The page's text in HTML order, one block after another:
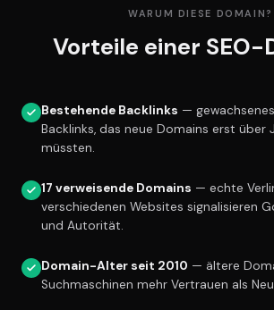
WARUM DIESE DOMAIN?
Vorteile einer SEO-
Bestehende Backlinks —
Backlinks, das neue Domains erst über
müssten.
17 verweisende Domains — echte
verschiedenen Websites signalisieren
und Autorität.
Domain-Alter seit 2010 — ältere
Suchmaschinen mehr Vertrauen als